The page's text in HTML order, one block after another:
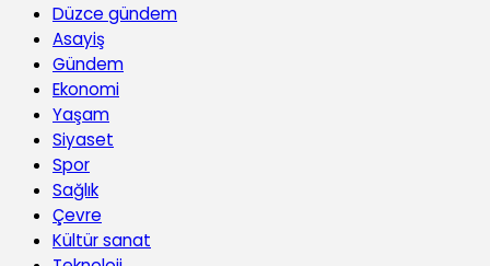
Düzce gündem
Asayiş
Gündem
Ekonomi
Yaşam
Siyaset
Spor
Sağlık
Çevre
Kültür sanat